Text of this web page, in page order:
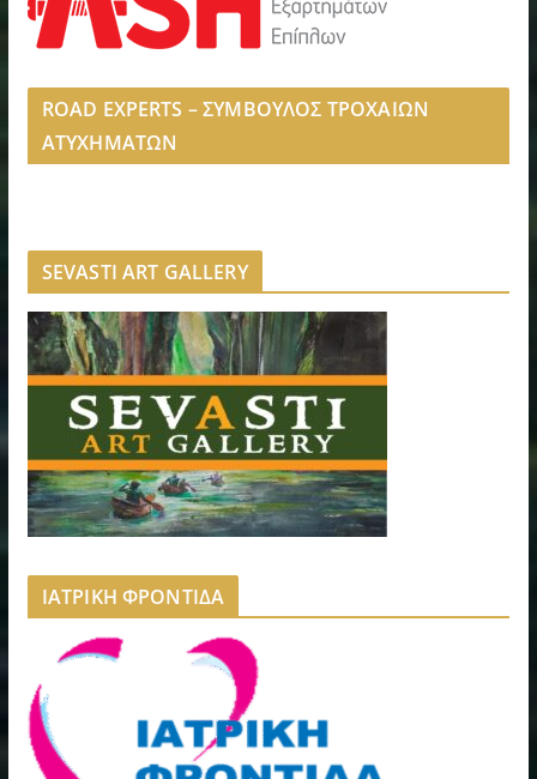
ROAD EXPERTS – ΣΥΜΒΟΥΛΟΣ ΤΡΟΧΑΙΩΝ
ΑΤΥΧΗΜΑΤΩΝ
SEVASTI ART GALLERY
ΙΑΤΡΙΚΗ ΦΡΟΝΤΙΔΑ